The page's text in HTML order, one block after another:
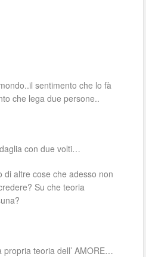
sentimento che lo fà
che lega due persone..
con due volti…
di altre cose che adesso non
Su che teoria
teoria dell’ AMORE…